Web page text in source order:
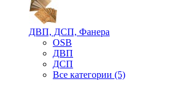
ДВП, ДСП, Фанера
OSB
ДВП
ДСП
Все категории (5)